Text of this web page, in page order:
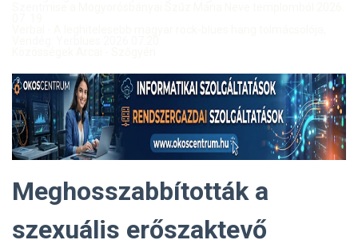
Meghosszabbították a
szexuális erőszaktevő